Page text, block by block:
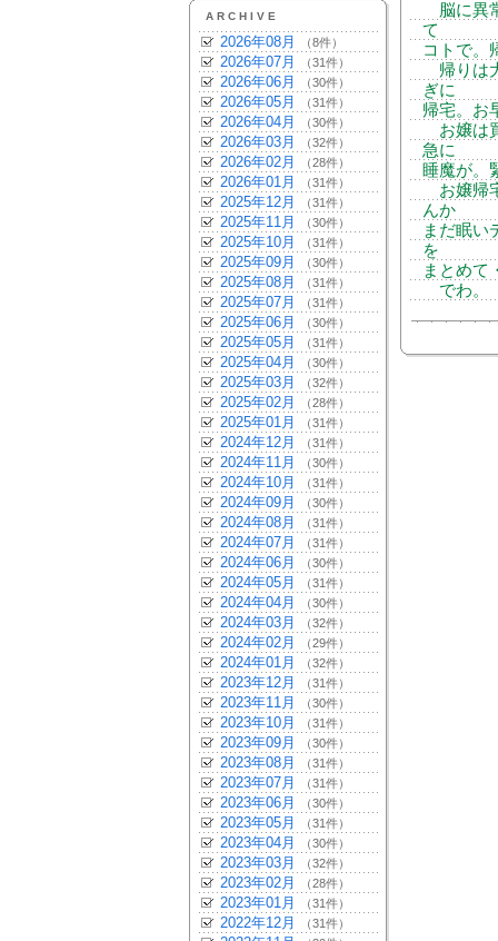
ARCHIVE
2026年08月 （8件）
2026年07月 （31件）
2026年06月 （30件）
2026年05月 （31件）
2026年04月 （30件）
2026年03月 （32件）
2026年02月 （28件）
2026年01月 （31件）
2025年12月 （31件）
2025年11月 （30件）
2025年10月 （31件）
2025年09月 （30件）
2025年08月 （31件）
2025年07月 （31件）
2025年06月 （30件）
2025年05月 （31件）
2025年04月 （30件）
2025年03月 （32件）
2025年02月 （28件）
2025年01月 （31件）
2024年12月 （31件）
2024年11月 （30件）
2024年10月 （31件）
2024年09月 （30件）
2024年08月 （31件）
2024年07月 （31件）
2024年06月 （30件）
2024年05月 （31件）
2024年04月 （30件）
2024年03月 （32件）
2024年02月 （29件）
2024年01月 （32件）
2023年12月 （31件）
2023年11月 （30件）
2023年10月 （31件）
2023年09月 （30件）
2023年08月 （31件）
2023年07月 （31件）
2023年06月 （30件）
2023年05月 （31件）
2023年04月 （30件）
2023年03月 （32件）
2023年02月 （28件）
2023年01月 （31件）
2022年12月 （31件）
脳に異
て
コトで。
帰りは
ぎに
帰宅。お
お嬢は
急に
睡魔が。
お嬢帰
んか
まだ眠い
を
まとめて
でわ。